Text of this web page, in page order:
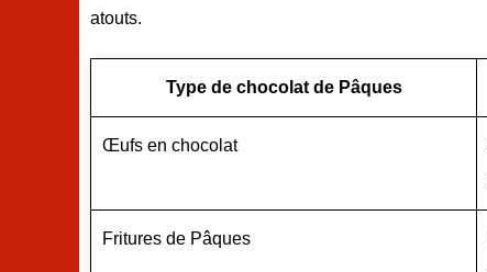
atouts.
Type de chocolat de Pâques
Œufs en chocolat
Fritures de Pâques